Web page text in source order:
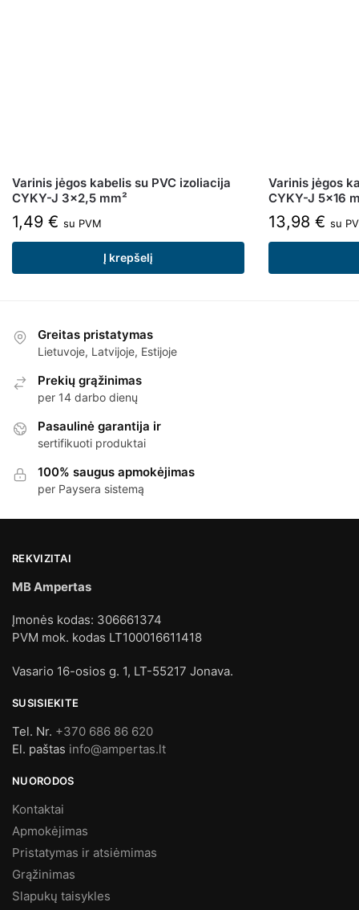
Varinis jėgos kabelis su PVC izoliacija
CYKY-J 3×2,5 mm²
1,49 € su PVM
Į krepšelį
Varinis jėgos
CYKY-J 5×16
13,98 € su
Greitas pristatymas
Lietuvoje, Latvijoje, Estijoje
Prekių grąžinimas
per 14 darbo dienų
Pasaulinė garantija ir
sertifikuoti produktai
100% saugus apmokėjimas
per Paysera sistemą
REKVIZITAI
MB Ampertas
Įmonės kodas: 306661374
PVM mok. kodas LT100016611418
Vasario 16-osios g. 1, LT-55217 Jonava.
SUSISIEKITE
Tel. Nr. +370 686 86 620
El. paštas info@ampertas.lt
NUORODOS
Kontaktai
Apmokėjimas
Pristatymas ir atsiėmimas
Grąžinimas
Slapukų taisykles